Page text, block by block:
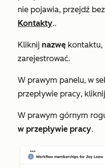
nie pojawia, przejdź
Kontakty..
Kliknij nazwę kontaktu,
zarejestrować.
W prawym panelu, w
przepływie pracy, kliknij
W prawym górnym
w przepływie pracy.